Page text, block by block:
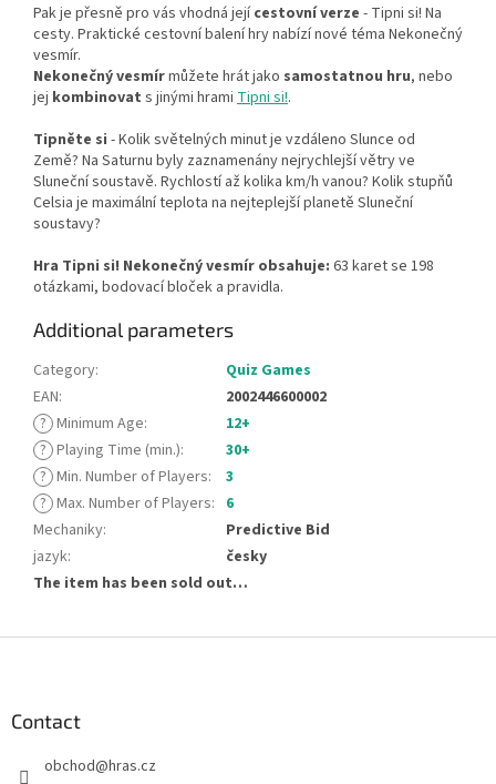
Pak je přesně pro vás vhodná jejícestovní verze - Tipni si! Na
cesty. Praktické cestovní balení hry nabízí nové téma Nekonečný
vesmír.
Nekonečný vesmírmůžete hrát jako samostatnou hru, nebo
jej kombinovat s jinými hrami Tipni si!.
Tipněte si - Kolik světelných minut je vzdáleno Slunce od
Země? Na Saturnu byly zaznamenány nejrychlejší větry ve
Sluneční soustavě. Rychlostí až kolika km/h vanou? Kolik stupňů
Celsia je maximální teplota na nejteplejší planetě Sluneční
soustavy?
Hra Tipni si! Nekonečný vesmír obsahuje: 63 karet se 198
otázkami, bodovací bloček a pravidla.
Additional parameters
Category:
Quiz Games
EAN:
2002446600002
? Minimum Age:
12+
? Playing Time (min.):
30+
? Min. Number of Players:
3
? Max. Number of Players: 6
Mechaniky:
Predictive Bid
jazyk:
česky
The item has been sold out…
Contact
obchod@hras.cz